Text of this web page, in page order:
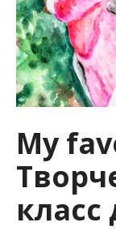
My
класс